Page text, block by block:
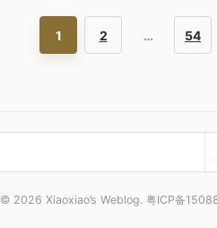
1 2 … 54
索
© 2026 Xiaoxiao’s Weblog. 粤ICP备